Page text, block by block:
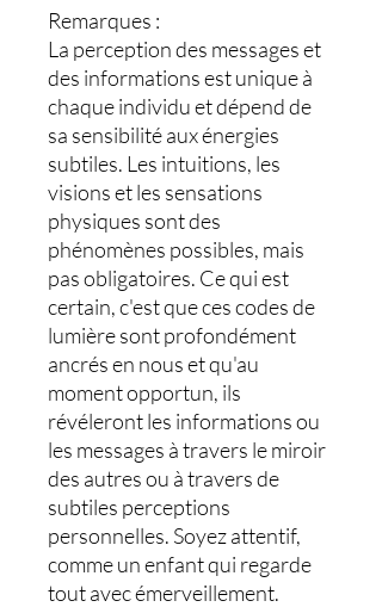
Remarques :
La perception des messages et
des informations est unique à
chaque individu et dépend de
sa sensibilité aux énergies
subtiles. Les intuitions, les
visions et les sensations
physiques sont des
phénomènes possibles, mais
pas obligatoires. Ce qui est
certain, c'est que ces codes de
lumière sont profondément
ancrés en nous et qu'au
moment opportun, ils
révéleront les informations ou
les messages à travers le miroir
des autres ou à travers de
subtiles perceptions
personnelles. Soyez attentif,
comme un enfant qui regarde
tout avec émerveillement.